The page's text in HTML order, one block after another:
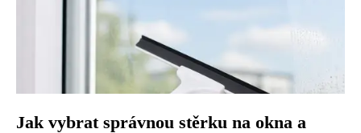
Jak vybrat správnou stěrku na okna a